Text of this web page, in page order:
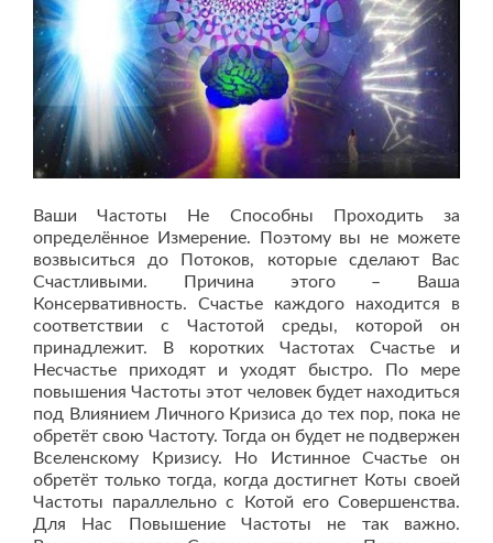
Ваши Частоты Не Способны Проходить за
определённое Измерение. Поэтому вы не можете
возвыситься до Потоков, которые сделают Вас
Счастливыми. Причина этого – Ваша
Консервативность. Счастье каждого находится в
соответствии с Частотой среды, которой он
принадлежит. В коротких Частотах Счастье и
Несчастье приходят и уходят быстро. По мере
повышения Частоты этот человек будет находиться
под Влиянием Личного Кризиса до тех пор, пока не
обретёт свою Частоту. Тогда он будет не подвержен
Вселенскому Кризису. Но Истинное Счастье он
обретёт только тогда, когда достигнет Коты своей
Частоты параллельно с Котой его Совершенства.
Для Нас Повышение Частоты не так важно.